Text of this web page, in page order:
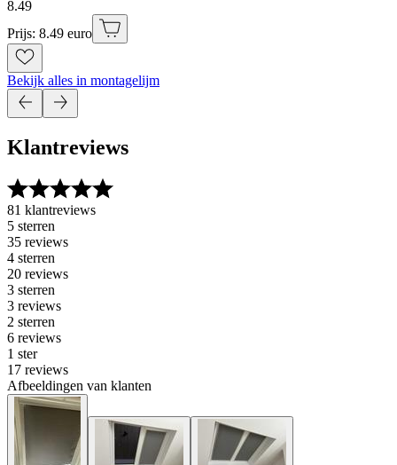
8.49
Prijs: 8.49 euro
Bekijk alles in montagelijm
Klantreviews
81 klantreviews
5 sterren
35 reviews
4 sterren
20 reviews
3 sterren
3 reviews
2 sterren
6 reviews
1 ster
17 reviews
Afbeeldingen van klanten